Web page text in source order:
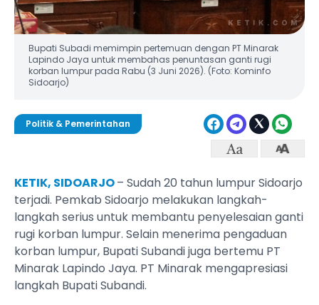
Bupati Subadi memimpin pertemuan dengan PT Minarak
Lapindo Jaya untuk membahas penuntasan ganti rugi
korban lumpur pada Rabu (3 Juni 2026). (Foto: Kominfo
Sidoarjo)
Politik & Pemerintahan
KETIK, SIDOARJO– Sudah 20 tahun lumpur Sidoarjo
terjadi. Pemkab Sidoarjo melakukan langkah-
langkah serius untuk membantu penyelesaian ganti
rugi korban lumpur. Selain menerima pengaduan
korban lumpur, Bupati Subandi juga bertemu PT
Minarak Lapindo Jaya. PT Minarak mengapresiasi
langkah Bupati Subandi.